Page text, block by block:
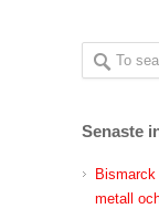
Senaste
Bismarck
metall